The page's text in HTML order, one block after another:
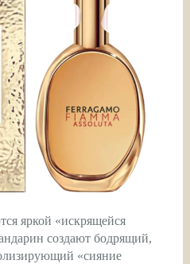
яркой «искрящейся
создают бодрящий,
«сияние